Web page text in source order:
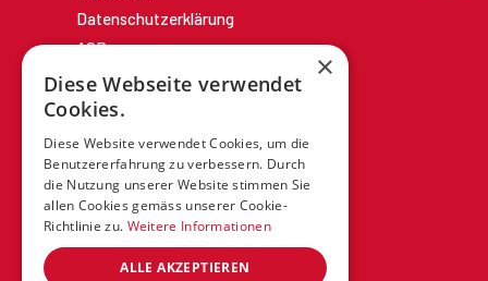
Datenschutzerklärung
AGBs
×
Diese Webseite verwendet
Cookies.
Diese Website verwendet Cookies, um die
Benutzererfahrung zu verbessern. Durch
die Nutzung unserer Website stimmen Sie
allen Cookies gemäss unserer Cookie-
Richtlinie zu. Weitere Informationen
ALLE AKZEPTIEREN